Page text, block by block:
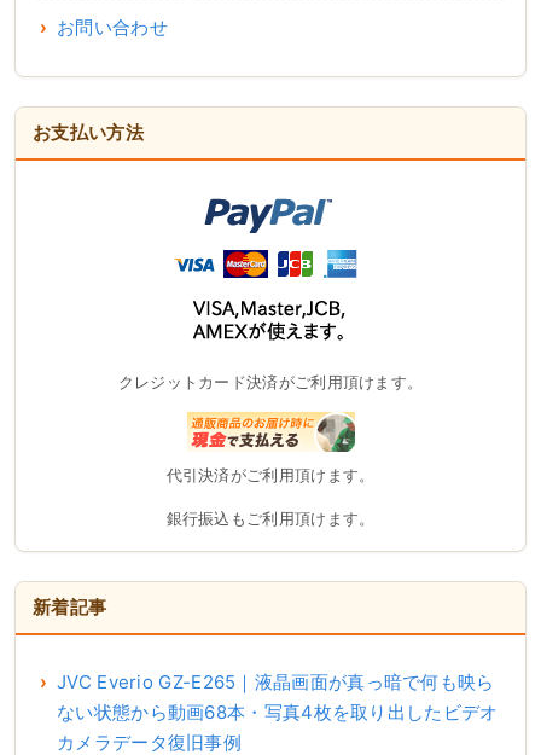
お問い合わせ
お支払い方法
クレジットカード決済がご利用頂けます。
代引決済がご利用頂けます。
銀行振込もご利用頂けます。
新着記事
JVC Everio GZ-E265｜液晶画面が真っ暗で何も映ら
ない状態から動画68本・写真4枚を取り出したビデオ
カメラデータ復旧事例